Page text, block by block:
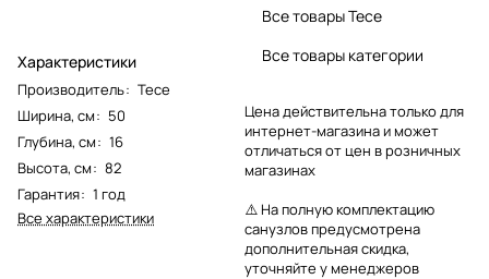
Характеристики
Производитель: Tece
Ширина, см: 50
Глубина, см: 16
Высота, см: 82
Гарантия: 1 год
Все характеристики
Все товары Tece
Все товары категории
Цена действительна только для
интернет-магазина и может
отличаться от цен в розничных
магазинах
⚠️ На полную комплектацию
санузлов предусмотрена
дополнительная скидка,
уточняйте у менеджеров